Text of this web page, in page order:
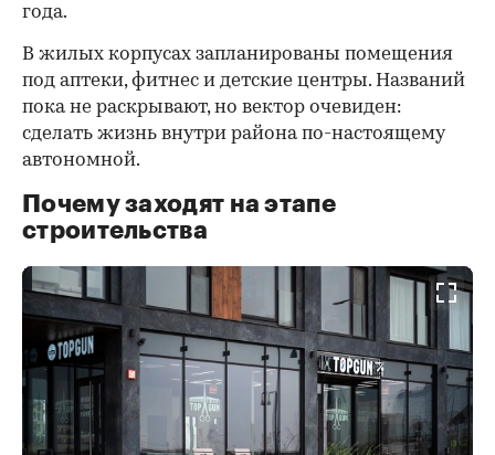
года.
В жилых корпусах запланированы помещения
под аптеки, фитнес и детские центры. Названий
пока не раскрывают, но вектор очевиден:
сделать жизнь внутри района по-настоящему
автономной.
Почему заходят на этапе
строительства